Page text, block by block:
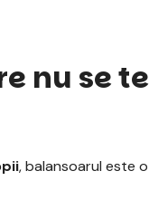
nu se
, balansoarul este